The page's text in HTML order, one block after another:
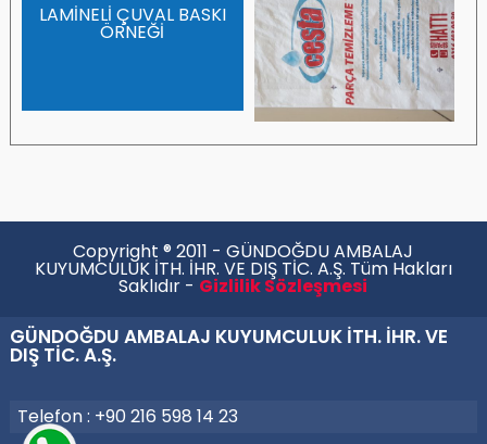
LAMİNELİ ÇUVAL BASKI
ÖRNEĞİ
Copyright ® 2011 - GÜNDOĞDU AMBALAJ
KUYUMCULUK İTH. İHR. VE DIŞ TİC. A.Ş. Tüm Hakları
Saklıdır - Gizlilik Sözleşmesi
GÜNDOĞDU AMBALAJ KUYUMCULUK İTH. İHR. VE
DIŞ TİC. A.Ş.
Telefon : +90 216 598 14 23